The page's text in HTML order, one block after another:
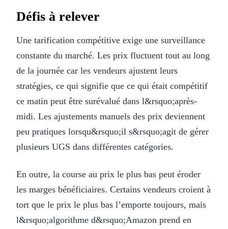
Défis à relever
Une tarification compétitive exige une surveillance
constante du marché. Les prix fluctuent tout au long
de la journée car les vendeurs ajustent leurs
stratégies, ce qui signifie que ce qui était compétitif
ce matin peut être surévalué dans l&rsquo;après-
midi. Les ajustements manuels des prix deviennent
peu pratiques lorsqu&rsquo;il s&rsquo;agit de gérer
plusieurs UGS dans différentes catégories.
En outre, la course au prix le plus bas peut éroder
les marges bénéficiaires. Certains vendeurs croient à
tort que le prix le plus bas l’emporte toujours, mais
l&rsquo;algorithme d&rsquo;Amazon prend en